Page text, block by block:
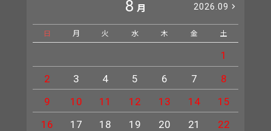
8 月 2026.09
日 月 火 水 木 金 土
1
2
3 4 5 6 7
8
9
10 11 12 13 14
15
16
17 18 19 20 21
22